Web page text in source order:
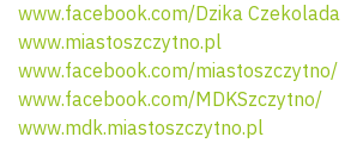
www.facebook.com/Dzika Czekolada
www.miastoszczytno.pl
www.facebook.com/miastoszczytno/
www.facebook.com/MDKSzczytno/
www.mdk.miastoszczytno.pl